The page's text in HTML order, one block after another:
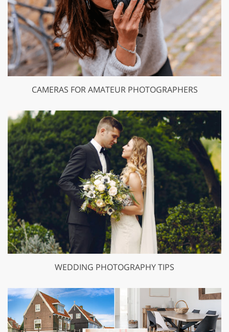
CAMERAS FOR AMATEUR PHOTOGRAPHERS
WEDDING PHOTOGRAPHY TIPS